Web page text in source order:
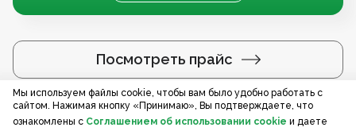
Посмотреть прайс
Услуги по регионам
Мы используем файлы cookie, чтобы вам было удобно работать с
сайтом. Нажимая кнопку «Принимаю», Вы подтверждаете, что
ознакомлены с Соглашением об использовании cookie и даете